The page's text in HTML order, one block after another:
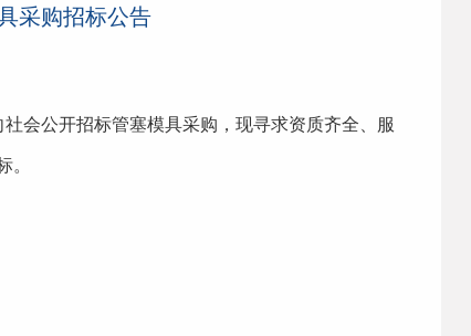
采购招标公告
会公开招标管塞模具采购，现寻求资质齐全、服
。